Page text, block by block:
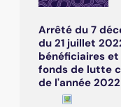
Arrêté du 7
du 21 juillet
bénéficiaires
fonds de lutte
de l'année 2022